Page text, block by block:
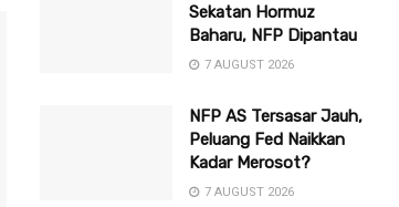
Sekatan Hormuz
Baharu, NFP Dipantau
7 AUGUST 2026
NFP AS Tersasar Jauh,
Peluang Fed Naikkan
Kadar Merosot?
7 AUGUST 2026